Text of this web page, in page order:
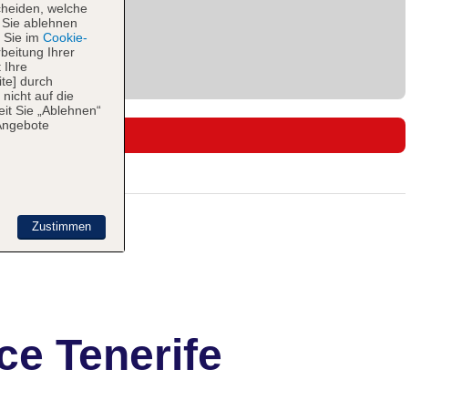
Tenerife
welche
ablehnen
im Cookie-
Ihrer
Ihre
durch
auf die
Sie „Ablehnen“
Zustimmen